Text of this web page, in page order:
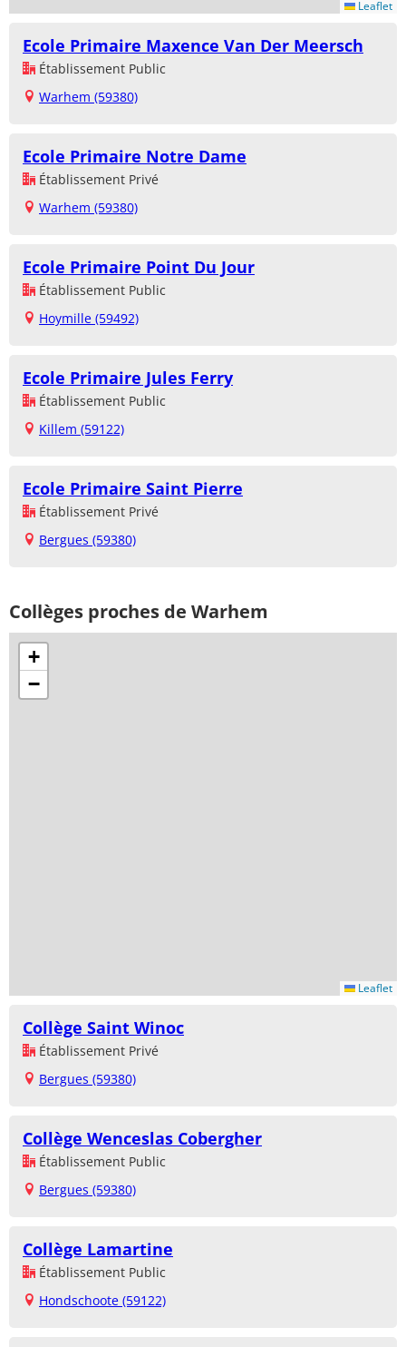
Leaflet
Ecole Primaire Maxence Van Der Meersch
Établissement Public
Warhem (59380)
Ecole Primaire Notre Dame
Établissement Privé
Warhem (59380)
Ecole Primaire Point Du Jour
Établissement Public
Hoymille (59492)
Ecole Primaire Jules Ferry
Établissement Public
Killem (59122)
Ecole Primaire Saint Pierre
Établissement Privé
Bergues (59380)
Collèges proches de Warhem
+
−
Leaflet
Collège Saint Winoc
Établissement Privé
Bergues (59380)
Collège Wenceslas Cobergher
Établissement Public
Bergues (59380)
Collège Lamartine
Établissement Public
Hondschoote (59122)